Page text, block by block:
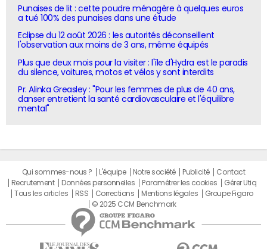
Punaises de lit : cette poudre ménagère à quelques euros
a tué 100% des punaises dans une étude
Eclipse du 12 août 2026 : les autorités déconseillent
l'observation aux moins de 3 ans, même équipés
Plus que deux mois pour la visiter : l'île d'Hydra est le paradis
du silence, voitures, motos et vélos y sont interdits
Pr. Alinka Greasley : "Pour les femmes de plus de 40 ans,
danser entretient la santé cardiovasculaire et l'équilibre
mental"
Qui sommes-nous ? L'équipe Notre société Publicité
Contact
Recrutement
Données personnelles Paramétrer les cookies
Gérer Utiq
Tous les articles
RSS Corrections Mentions légales
Groupe Figaro
© 2025 CCM Benchmark